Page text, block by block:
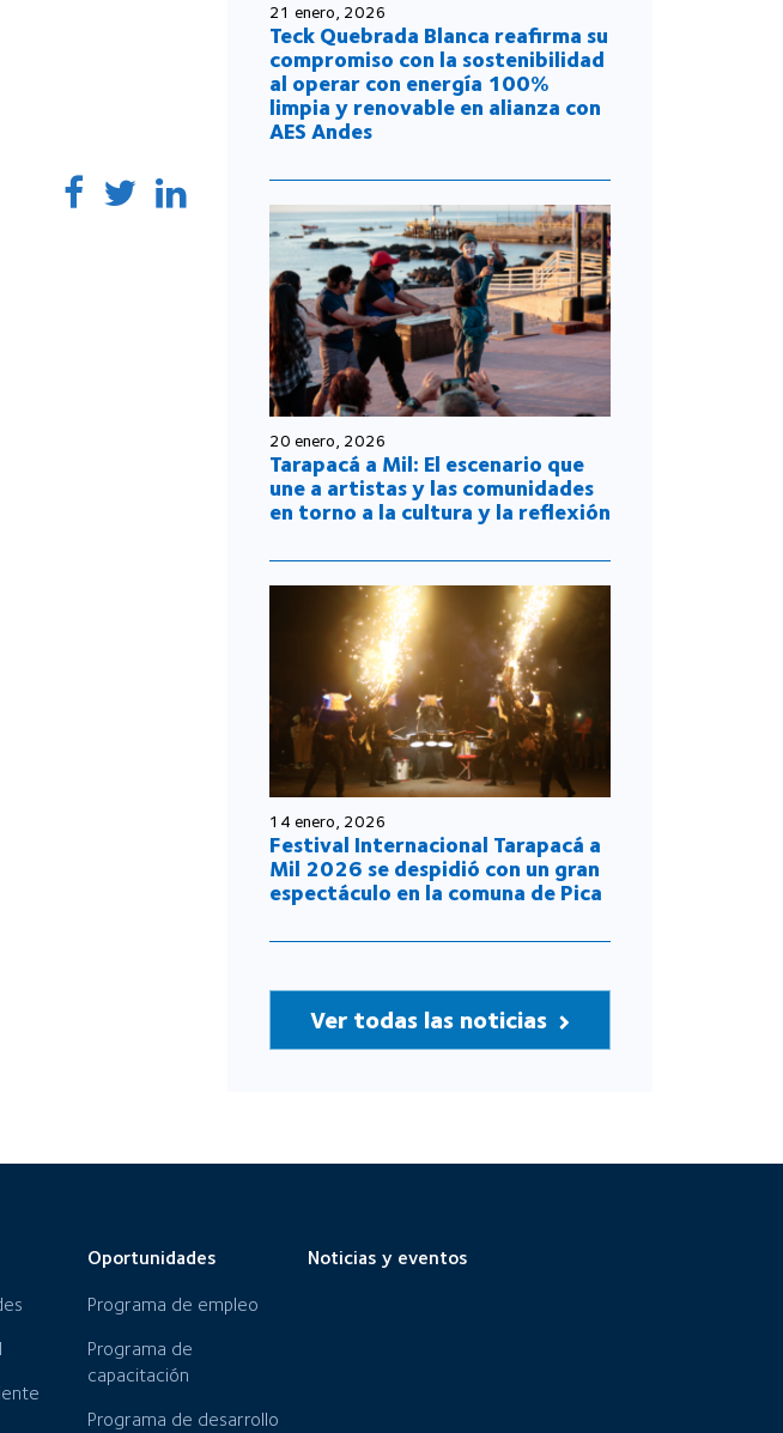
21 enero, 2026
Teck Quebrada Blanca reafirma su
compromiso con la sostenibilidad
al operar con energía 100%
limpia y renovable en alianza con
AES Andes
20 enero, 2026
Tarapacá a Mil: El escenario que
une a artistas y las comunidades
en torno a la cultura y la reflexión
14 enero, 2026
Festival Internacional Tarapacá a
Mil 2026 se despidió con un gran
espectáculo en la comuna de Pica
Ver todas las noticias
Oportunidades
Programa de empleo
Programa de
capacitación
Programa de desarrollo
Noticias y eventos